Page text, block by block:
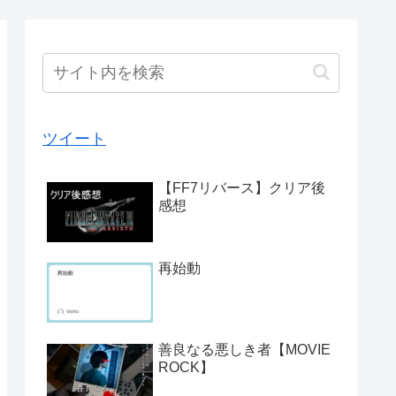
ツイート
【FF7リバース】クリア後
感想
再始動
善良なる悪しき者【MOVIE
ROCK】